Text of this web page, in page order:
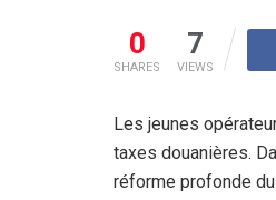
0
SHARES
7
VIEWS
Les jeunes
taxes douanières.
réforme profonde